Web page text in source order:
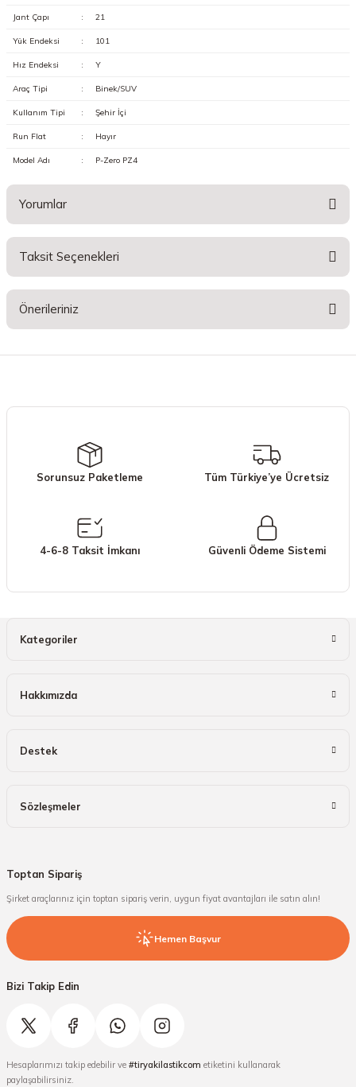
Jant Çapı : 21
Yük Endeksi : 101
Hız Endeksi : Y
Araç Tipi : Binek/SUV
Kullanım Tipi : Şehir İçi
Run Flat : Hayır
Model Adı : P-Zero PZ4
Yorumlar
Taksit Seçenekleri
Önerileriniz
Ürün açıklamasında eksik bilgiler bulunuyor.
Ürün bilgilerinde hatalar bulunuyor.
Bu ürüne benzer farklı alternatifler olmalı.
Sorunsuz Paketleme Tüm Türkiye’ye Ücretsiz
4-6-8 Taksit İmkanı Güvenli Ödeme Sistemi
Kategoriler
Hakkımızda
Destek
Sözleşmeler
Toptan Sipariş
Şirket araçlarınız için toptan sipariş verin, uygun fiyat avantajları ile satın alın!
Hemen Başvur
Bizi Takip Edin
Hesaplarımızı takip edebilir ve #tiryakilastikcom etiketini kullanarak
paylaşabilirsiniz.